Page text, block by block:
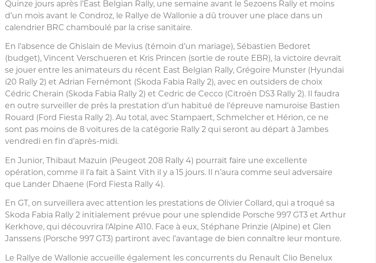
Quinze jours après l’East Belgian Rally, une semaine avant le Sezoens Rally et moins
d’un mois avant le Condroz, le Rallye de Wallonie a dû trouver une place dans un
calendrier BRC chamboulé par la crise sanitaire.
En l’absence de Ghislain de Mevius (témoin d’un mariage), Sébastien Bedoret
(budget), Vincent Verschueren et Kris Princen (sortie de route EBR), la victoire devrait
se jouer entre les animateurs du récent East Belgian Rally, Grégoire Munster (Hyundai
i20 Rally 2) et Adrian Fernémont (Skoda Fabia Rally 2), avec en outsiders de choix
Cédric Cherain (Skoda Fabia Rally 2) et Cedric de Cecco (Citroën DS3 Rally 2). Il faudra
en outre surveiller de près la prestation d’un habitué de l’épreuve namuroise Bastien
Rouard (Ford Fiesta Rally 2). Au total, avec Stampaert, Schmelcher et Hérion, ce ne
sont pas moins de 8 voitures de la catégorie Rally 2 qui seront au départ à Jambes
vendredi en fin d’après-midi.
En Junior, Thibaut Mazuin (Peugeot 208 Rally 4) pourrait faire une excellente
opération, comme il l’a fait à Saint Vith il y a 15 jours. Il n’aura comme seul adversaire
que Lander Dhaene (Ford Fiesta Rally 4).
En GT, on surveillera avec attention les prestations de Olivier Collard, qui a troqué sa
Skoda Fabia Rally 2 initialement prévue pour une splendide Porsche 997 GT3 et Arthur
Kerkhove, qui découvrira l’Alpine A110. Face à eux, Stéphane Prinzie (Alpine) et Glen
Janssens (Porsche 997 GT3) partiront avec l’avantage de bien connaître leur monture.
Le Rallye de Wallonie accueille également les concurrents du Renault Clio Benelux